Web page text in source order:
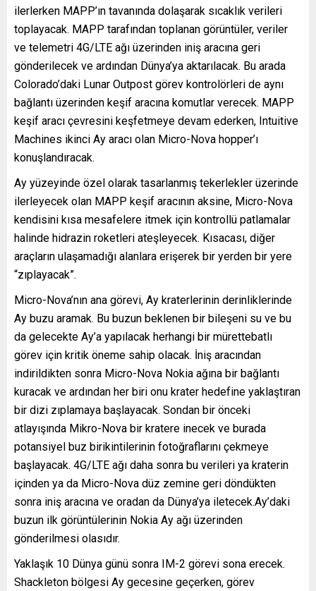
ilerlerken MAPP’ın tavanında dolaşarak sıcaklık verileri
toplayacak. MAPP tarafından toplanan görüntüler, veriler
ve telemetri 4G/LTE ağı üzerinden iniş aracına geri
gönderilecek ve ardından Dünya’ya aktarılacak. Bu arada
Colorado’daki Lunar Outpost görev kontrolörleri de aynı
bağlantı üzerinden keşif aracına komutlar verecek. MAPP
keşif aracı çevresini keşfetmeye devam ederken, Intuitive
Machines ikinci Ay aracı olan Micro-Nova hopper’ı
konuşlandıracak.
Ay yüzeyinde özel olarak tasarlanmış tekerlekler üzerinde
ilerleyecek olan MAPP keşif aracının aksine, Micro-Nova
kendisini kısa mesafelere itmek için kontrollü patlamalar
halinde hidrazin roketleri ateşleyecek. Kısacası, diğer
araçların ulaşamadığı alanlara erişerek bir yerden bir yere
“zıplayacak”.
Micro-Nova’nın ana görevi, Ay kraterlerinin derinliklerinde
Ay buzu aramak. Bu buzun beklenen bir bileşeni su ve bu
da gelecekte Ay’a yapılacak herhangi bir mürettebatlı
görev için kritik öneme sahip olacak. İniş aracından
indirildikten sonra Micro-Nova Nokia ağına bir bağlantı
kuracak ve ardından her biri onu krater hedefine yaklaştıran
bir dizi zıplamaya başlayacak. Sondan bir önceki
atlayışında Mikro-Nova bir kratere inecek ve burada
potansiyel buz birikintilerinin fotoğraflarını çekmeye
başlayacak. 4G/LTE ağı daha sonra bu verileri ya kraterin
içinden ya da Micro-Nova düz zemine geri döndükten
sonra iniş aracına ve oradan da Dünya’ya iletecek.Ay’daki
buzun ilk görüntülerinin Nokia Ay ağı üzerinden
gönderilmesi olasıdır.
Yaklaşık 10 Dünya günü sonra IM-2 görevi sona erecek.
Shackleton bölgesi Ay gecesine geçerken, görev